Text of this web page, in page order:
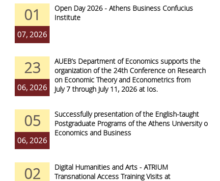
01
07, 2026
Open Day 2026 - Athens Business Confucius
Institute
23
06, 2026
AUEB’s Department of Economics supports the
organization of the 24th Conference on Research
on Economic Theory and Econometrics from
July 7 through July 11, 2026 at Ios.
05
06, 2026
Successfully presentation of the English-taught
Postgraduate Programs of the Athens University of
Economics and Business
02
Digital Humanities and Arts - ATRIUM
Transnational Access Training Visits at